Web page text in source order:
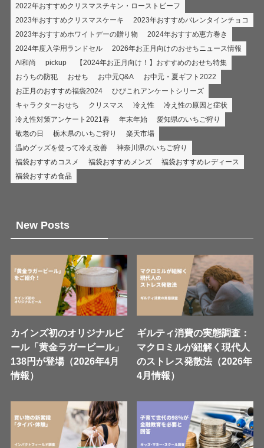
2022年おすすめクリスマスチキン・ローストビーフ
2023年おすすめクリスマスケーキ
2023年おすすめバレンタインチョコ
2023年おすすめホワイトデーの贈り物
2024年おすすめ恵方巻き
2024年度入学用ランドセル
2026年お正月向けのおせちニュース情報
AI和尚
pickup
【2024年お正月向け！】おすすめのおせち特集
おうちの防犯
おせち お中元Q&A
お中元・夏ギフト2022
お正月のおすすめ福袋2024
ひびこれアンケートシリーズ
キャラクターおせち
クリスマス 冷え性
冷え性の原因と症状
冷え性対策アンケート2021春
年末年始
愛知県のいちご狩り
敬老の日
栃木県のいちご狩り
楽天市場
温めグッズを使って冷え改善
神奈川県のいちご狩り
福袋おすすめコスメ
福袋おすすめメンズ
福袋おすすめレディース
福袋おすすめ食品
New Posts
カインズ初のオリジナルビ
ール「黄金ラガービール」
138円が登場（2026年4月
情報）
ギルティ消費の実態調査：
マクロミルが紐解く現代人
のストレス発散法（2026年
4月情報）